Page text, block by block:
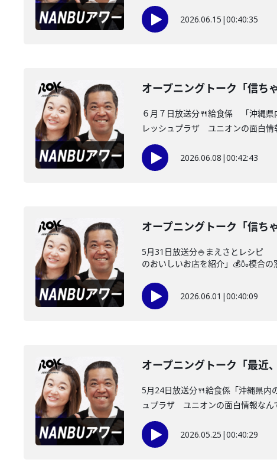
2026.06.15 |00:40:35
オープニングトーク「信ち
６月７日放送分🍴給食係 「沖縄
レッシュプラザ ユニオンの面白
2026.06.08 |00:42:43
オープニングトーク「信ち
5月31日放送分🍚まえさとレシピ
のおいしいお店を紹介」💰🍶模合
2026.06.01 |00:40:09
オープニングトーク「最近
5月24日放送分🍴給食係「沖縄県
ュプラザ ユニオンの面白情報なん
2026.05.25 |00:40:29